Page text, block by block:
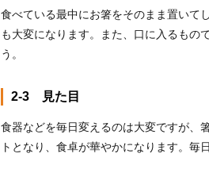
食べている最中にお箸をそのまま置いて
も大変になります。また、口に入るもの
う。
2-3 見た目
食器などを毎日変えるのは大変ですが、
トとなり、食卓が華やかになります。毎